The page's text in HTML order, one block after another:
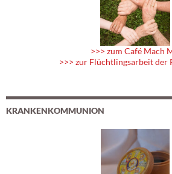
>>> zum Café Mach
>>> zur Flüchtlingsarbeit der
KRANKENKOMMUNION